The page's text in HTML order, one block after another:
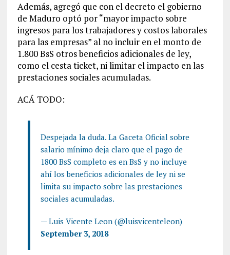
Además, agregó que con el decreto el gobierno
de Maduro optó por “mayor impacto sobre
ingresos para los trabajadores y costos laborales
para las empresas” al no incluir en el monto de
1.800 BsS otros beneficios adicionales de ley,
como el cesta ticket, ni limitar el impacto en las
prestaciones sociales acumuladas.
ACÁ TODO:
Despejada la duda. La Gaceta Oficial sobre
salario mínimo deja claro que el pago de
1800 BsS completo es en BsS y no incluye
ahí los beneficios adicionales de ley ni se
limita su impacto sobre las prestaciones
sociales acumuladas.
— Luis Vicente Leon (@luisvicenteleon)
September 3, 2018